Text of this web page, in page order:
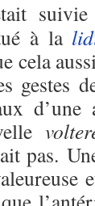
à la
cela
gestes
d’une
pas.